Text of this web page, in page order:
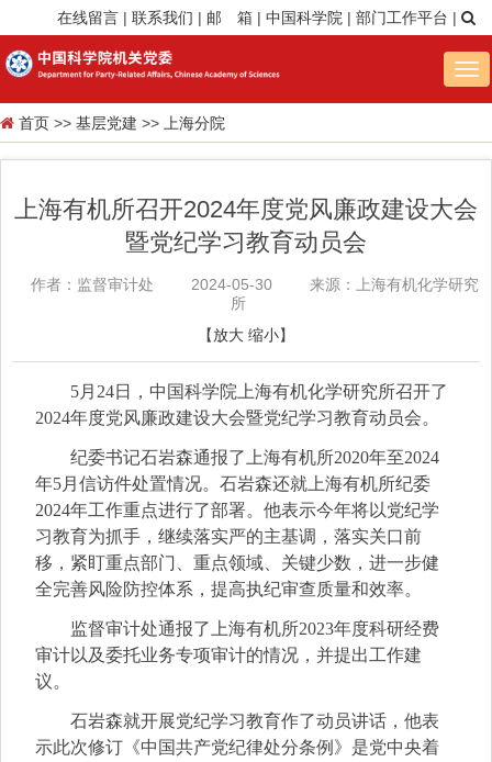
在线留言 | 联系我们 | 邮 箱 | 中国科学院 | 部门工作平台 |
首页 >> 基层党建 >> 上海分院
上海有机所召开2024年度党风廉政建设大会
暨党纪学习教育动员会
作者：监督审计处 2024-05-30
来源：上海有机化学研究
所
【放大 缩小】
5月24日，中国科学院上海有机化学研究所召开了
2024年度党风廉政建设大会暨党纪学习教育动员会。
纪委书记石岩森通报了上海有机所2020年至2024
年5月信访件处置情况。石岩森还就上海有机所纪委
2024年工作重点进行了部署。他表示今年将以党纪学
习教育为抓手，继续落实严的主基调，落实关口前
移，紧盯重点部门、重点领域、关键少数，进一步健
全完善风险防控体系，提高执纪审查质量和效率。
监督审计处通报了上海有机所2023年度科研经费
审计以及委托业务专项审计的情况，并提出工作建
议。
石岩森就开展党纪学习教育作了动员讲话，他表
示此次修订《中国共产党纪律处分条例》是党中央着